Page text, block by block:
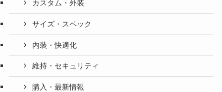
カスタム・外装
サイズ・スペック
内装・快適化
維持・セキュリティ
購入・最新情報